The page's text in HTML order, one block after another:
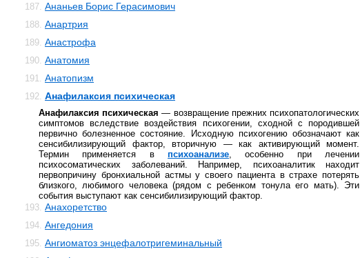
187. Ананьев Борис Герасимович
188. Анартрия
189. Анастрофа
190. Анатомия
191. Анатопизм
192. Анафилаксия психическая
Анафилаксия психическая — возвращение прежних психопатологических
симптомов вследствие воздействия психогении, сходной с породившей
первично болезненное состояние. Исходную психогению обозначают как
сенсибилизирующий фактор, вторичную — как активирующий момент.
Термин применяется в психоанализе, особенно при лечении
психосоматических заболеваний. Например, психоаналитик находит
первопричину бронхиальной астмы у своего пациента в страхе потерять
близкого, любимого человека (рядом с ребенком тонула его мать). Эти
события выступают как сенсибилизирующий фактор.
193. Анахоретство
194. Ангедония
195. Ангиоматоз энцефалотригеминальный